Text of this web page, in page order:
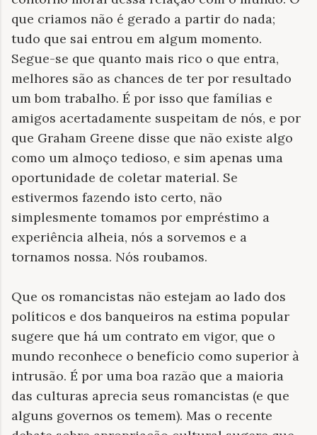
que criamos não é gerado a partir do nada;
tudo que sai entrou em algum momento.
Segue-se que quanto mais rico o que entra,
melhores são as chances de ter por resultado
um bom trabalho. É por isso que famílias e
amigos acertadamente suspeitam de nós, e por
que Graham Greene disse que não existe algo
como um almoço tedioso, e sim apenas uma
oportunidade de coletar material. Se
estivermos fazendo isto certo, não
simplesmente tomamos por empréstimo a
experiência alheia, nós a sorvemos e a
tornamos nossa. Nós roubamos.
Que os romancistas não estejam ao lado dos
políticos e dos banqueiros na estima popular
sugere que há um contrato em vigor, que o
mundo reconhece o benefício como superior à
intrusão. É por uma boa razão que a maioria
das culturas aprecia seus romancistas (e que
alguns governos os temem). Mas o recente